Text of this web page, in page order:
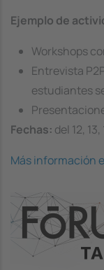
Ejemplo de
Workshops
Entrevista
estudiantes
Fechas: del 12,
Más información
Image